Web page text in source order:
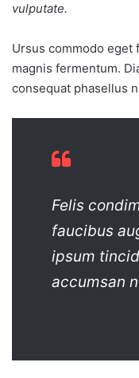
vulputate.
Ursus commodo eget
magnis fermentum.
consequat phasellus
Felis
faucibus
ipsum
accumsan